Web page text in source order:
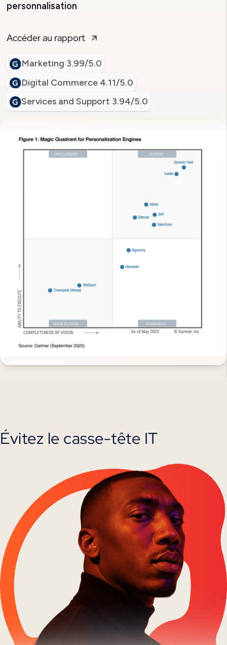
personnalisation
Accéder au rapport
Marketing 3.99/5.0
Digital Commerce 4.11/5.0
Services and Support 3.94/5.0
Évitez le casse-tête IT